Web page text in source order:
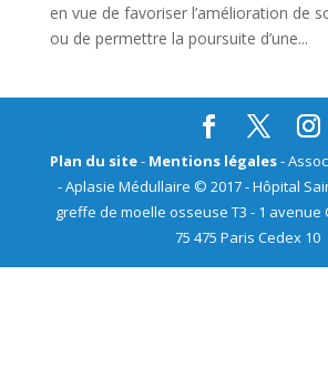
en vue de favoriser l’amélioration de
ou de permettre la poursuite d’une...
Plan du site- Mentions légales-
- Aplasie Médullaire © 2017 - Hôpital
greffe de moelle osseuse T3 - 1 avenue
75 475 Paris Cedex 10